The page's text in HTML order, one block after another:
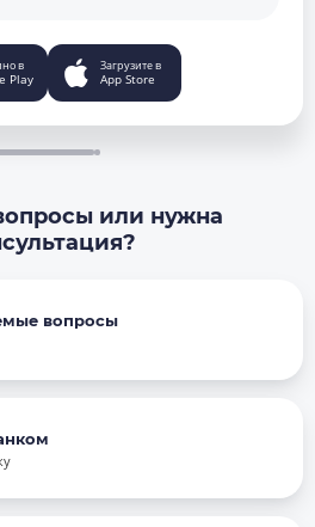
в
Play
Загрузите в
App Store
или нужна
вопросы